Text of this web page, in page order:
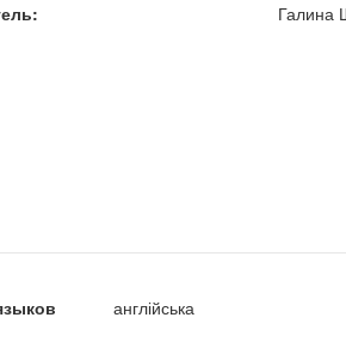
Галина
англійська